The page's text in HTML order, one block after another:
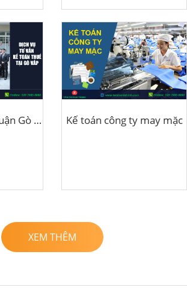
Dịch vụ kế toán quận Gò Vấp Kế toán công ty may mặc
XEM THÊM